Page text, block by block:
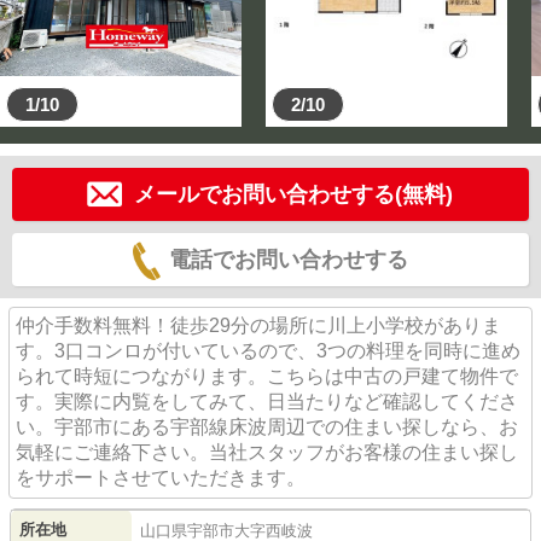
1/10 2/10
メールでお問い合わせする(無料)
電話でお問い合わせする
仲介手数料無料！徒歩29分の場所に川上小学校がありま
す。3口コンロが付いているので、3つの料理を同時に進め
られて時短につながります。こちらは中古の戸建て物件で
す。実際に内覧をしてみて、日当たりなど確認してくださ
い。宇部市にある宇部線床波周辺での住まい探しなら、お
気軽にご連絡下さい。当社スタッフがお客様の住まい探し
をサポートさせていただきます。
所在地 山口県宇部市大字西岐波